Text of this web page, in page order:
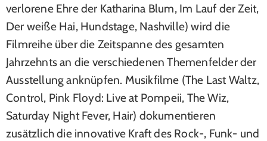
verlorene Ehre der Katharina Blum, Im Lauf der Zeit,
Der weiße Hai, Hundstage, Nashville) wird die
Filmreihe über die Zeitspanne des gesamten
Jahrzehnts an die verschiedenen Themenfelder der
Ausstellung anknüpfen. Musikfilme (The Last Waltz,
Control, Pink Floyd: Live at Pompeii, The Wiz,
Saturday Night Fever, Hair) dokumentieren
zusätzlich die innovative Kraft des Rock-, Funk- und